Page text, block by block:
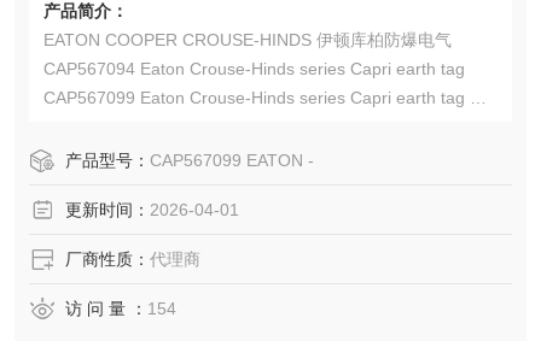
产品简介：
EATON COOPER CROUSE-HINDS 伊顿库柏防爆电气
CAP567094 Eaton Crouse-Hinds series Capri earth tag
CAP567099 Eaton Crouse-Hinds series Capri earth tag
Co.,Ltd
产品型号： CAP567099 EATON -
更新时间： 2026-04-01
厂商性质： 代理商
访 问 量 ： 154